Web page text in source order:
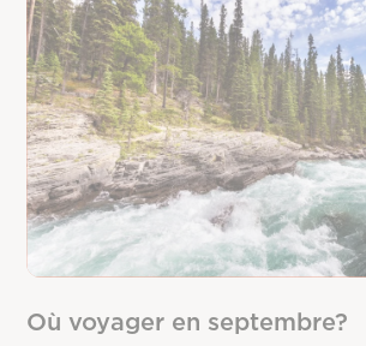
Où voyager en septembre?